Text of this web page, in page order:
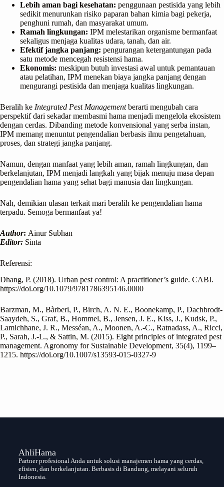
Lebih aman bagi kesehatan: penggunaan pestisida yang lebih
sedikit menurunkan risiko paparan bahan kimia bagi pekerja,
penghuni rumah, dan masyarakat umum.
Ramah lingkungan: IPM melestarikan organisme bermanfaat
sekaligus menjaga kualitas udara, tanah, dan air.
Efektif jangka panjang: pengurangan ketergantungan pada
satu metode mencegah resistensi hama.
Ekonomis: meskipun butuh investasi awal untuk pemantauan
atau pelatihan, IPM menekan biaya jangka panjang dengan
mengurangi pestisida dan menjaga kualitas lingkungan.
Beralih ke Integrated Pest Managementberarti mengubah cara
perspektif dari sekadar membasmi hama menjadi mengelola ekosistem
dengan cerdas. Dibanding metode konvensional yang serba instan,
IPM memang menuntut pengendalian berbasis ilmu pengetahuan,
proses, dan strategi jangka panjang.
Namun, dengan manfaat yang lebih aman, ramah lingkungan, dan
berkelanjutan, IPM menjadi langkah yang bijak menuju masa depan
pengendalian hama yang sehat bagi manusia dan lingkungan.
Nah, demikian ulasan terkait mari beralih ke pengendalian hama
terpadu. Semoga bermanfaat ya!
Author: Ainur Subhan
Editor: Sinta
Referensi:
Dhang, P. (2018). Urban pest control: A practitioner’s guide. CABI.
https://doi.org/10.1079/9781786395146.0000
Barzman, M., Bàrberi, P., Birch, A. N. E., Boonekamp, P., Dachbrodt-
Saaydeh, S., Graf, B., Hommel, B., Jensen, J. E., Kiss, J., Kudsk, P.,
Lamichhane, J. R., Messéan, A., Moonen, A.-C., Ratnadass, A., Ricci,
P., Sarah, J.-L., & Sattin, M. (2015). Eight principles of integrated pest
management. Agronomy for Sustainable Development, 35(4), 1199–
1215. https://doi.org/10.1007/s13593-015-0327-9
AhliHama
Partner profesional Anda untuk solusi manajemen hama yang cerdas,
efisien, dan berkelanjutan. Berbasis di Bandung, melayani seluruh
Indonesia.